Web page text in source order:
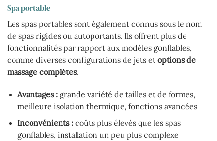
Spa portable
Les spas portables sont également connus sous le nom
de spas rigides ou autoportants. Ils offrent plus de
fonctionnalités par rapport aux modèles gonflables,
comme diverses configurations de jets et options de
massage complètes.
Avantages :grande variété de tailles et de formes,
meilleure isolation thermique, fonctions avancées
Inconvénients :coûts plus élevés que les spas
gonflables, installation un peu plus complexe